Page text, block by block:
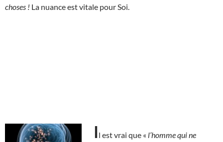
choses ! La nuance est vitale pour Soi.
Il est vrai que « l’homme qui ne